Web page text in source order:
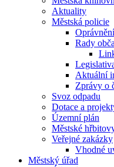
Aktuality
Městská policie
Rady
Aktuální
Zprávy o
Svoz odpadu
Dotace a
Územní plán
Městské
Veřejné zakázky
Vhodné
Městský úřad